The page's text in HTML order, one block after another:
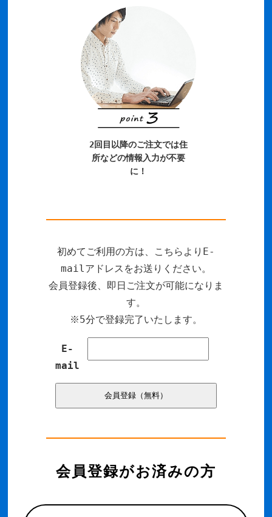
2回目以降のご注文では住
所などの情報入力が不要
に！
初めてご利用の方は、こちらよりE-
mailアドレスをお送りください。
会員登録後、即日ご注文が可能になりま
す。
※5分で登録完了いたします。
E-
mail
会員登録がお済みの方